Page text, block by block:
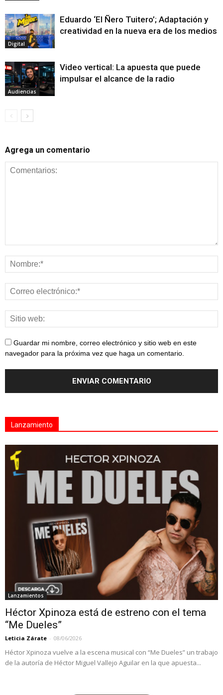
Digital
Eduardo ‘El Ñero Tuitero’; Adaptación y
creatividad en la nueva era de los medios
Audiencias
Video vertical: La apuesta que puede
impulsar el alcance de la radio
Agrega un comentario
Guardar mi nombre, correo electrónico y sitio web en este
navegador para la próxima vez que haga un comentario.
Lanzamiento
Lanzamientos
Héctor Xpinoza está de estreno con el tema
“Me Dueles”
Leticia Zárate - 08/06/2026
Héctor Xpinoza vuelve a la escena musical con “Me Dueles” un trabajo
de la autoría de Héctor Miguel Vallejo Aguilar en la que apuesta...